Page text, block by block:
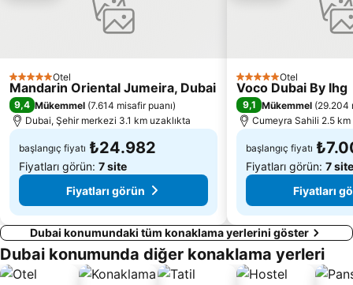
Dubai Uluslararası Finans Merkezi
Souk Madinat Jumeirah
Dubai Creek Golf & Yacht Club
Dubai Silicon Oasis
5 Yıldız Otel
Mandarin Oriental Jumeira, Dubai
9,4 Mükemmel (7.614 misafir puanı)
Dubai, Şehir merkezi 3.1 km uzaklıkta
başlangıç fiyatı ₺24.982
Fiyatları görün: 7 site
Fiyatları görün
5 Yıldız Otel
Voco Dubai By Ihg
9,1 Mükemmel (29.204
Cumeyra Sahili 2.5 km
başlangıç fiyatı
Fiyatları görün: 7 site
Fiyatları
Dubai konumundaki tüm konaklama yerlerini göster
Dubai konumunda diğer konaklama yerleri